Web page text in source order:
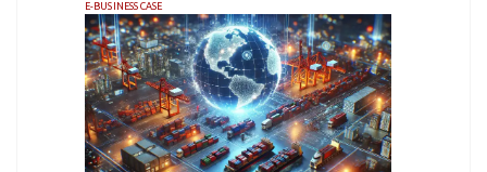
E-BUSINESS CASE